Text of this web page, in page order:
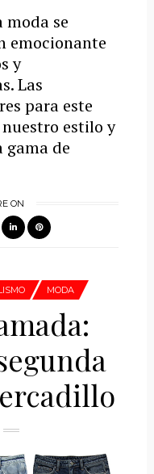
moda se
emocionante
y
Las
para este
estilo y
gama de
ON
MODA